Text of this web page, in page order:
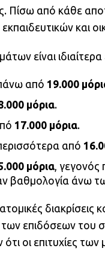
Πίσω από κάθε
και
είναι
από 19.000
μόρια.
17.000 μόρια.
από
μόρια, γεγονός
βαθμολογία άνω
διακρίσεις
των επιδόσεων του
οι επιτυχίες